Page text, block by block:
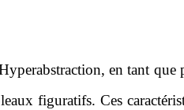
en tant
figuratifs. Ces